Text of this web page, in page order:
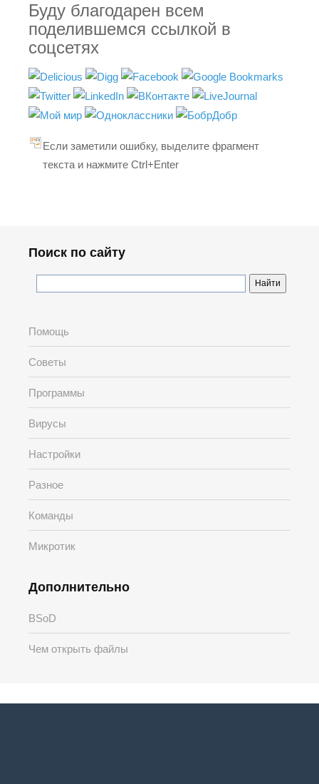
Буду благодарен всем
поделившемся ссылкой в
соцсетях
Если заметили ошибку, выделите фрагмент
текста и нажмите Ctrl+Enter
Поиск по сайту
Помощь
Советы
Программы
Вирусы
Настройки
Разное
Команды
Микротик
Дополнительно
BSoD
Чем открыть файлы